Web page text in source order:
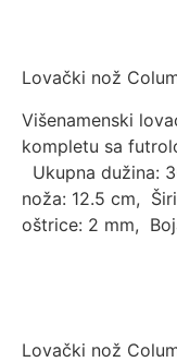
Lovački nož
Višenamenski
kompletu sa
Ukupna dužina:
noža: 12.5 cm,
oštrice: 2 mm,
Lovački nož